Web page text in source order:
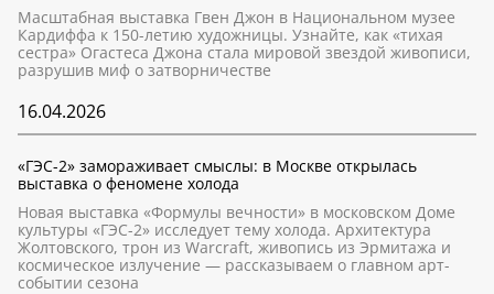
Масштабная выставка Гвен Джон в Национальном музее
Кардиффа к 150-летию художницы. Узнайте, как «тихая
сестра» Огастеса Джона стала мировой звездой живописи,
разрушив миф о затворничестве
16.04.2026
«ГЭС-2» замораживает смыслы: в Москве открылась
выставка о феномене холода
Новая выставка «Формулы вечности» в московском Доме
культуры «ГЭС-2» исследует тему холода. Архитектура
Жолтовского, трон из Warcraft, живопись из Эрмитажа и
космическое излучение — рассказываем о главном арт-
событии сезона